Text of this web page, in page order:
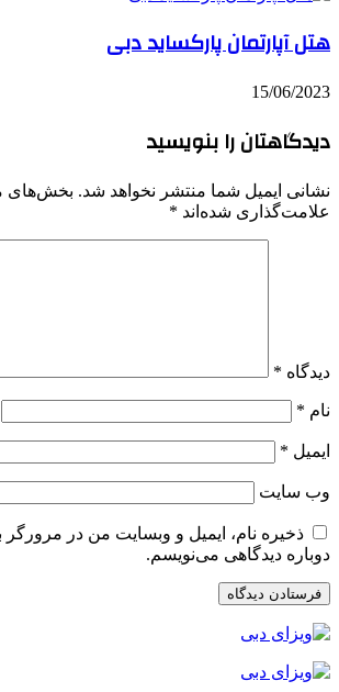
هتل آپارتمان پارکساید دبی
15/06/2023
دیدگاهتان را بنویسید
نشانی ایمیل شما منتشر نخواهد شد. بخش‌های
علامت‌گذاری شده‌اند *
دیدگاه *
نام *
ایمیل *
وب‌ سایت
ذخیره نام، ایمیل و وبسایت من در مرورگر
دوباره دیدگاهی می‌نویسم.